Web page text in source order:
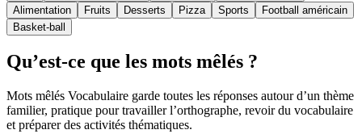
Alimentation
Fruits Desserts Pizza Sports
Football américain
Basket-ball
Qu’est-ce que les mots mêlés ?
Mots mêlés Vocabulaire garde toutes les réponses autour d’un thème
familier, pratique pour travailler l’orthographe, revoir du vocabulaire
et préparer des activités thématiques.